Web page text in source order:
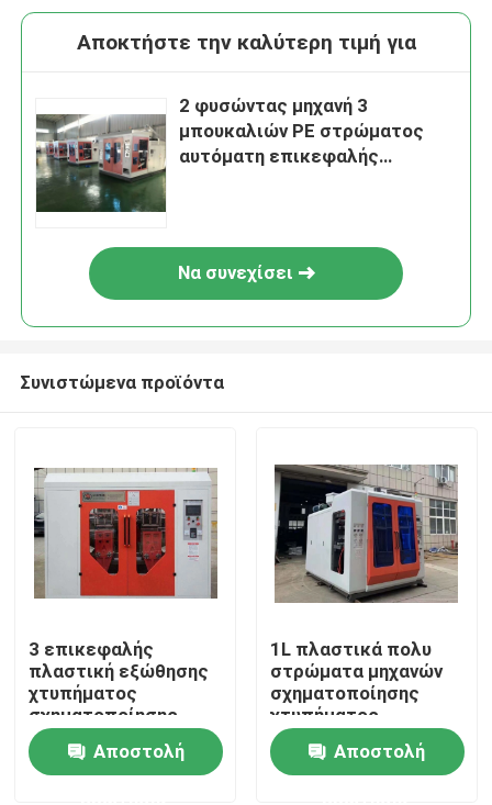
Σπίτι
Σχετικά με εμάς
Αποκτήστε την καλύτερη τιμή για
2 φυσώντας μηχανή 3
μπουκαλιών PE στρώματος
αυτόματη επικεφαλής
Να συνεχίσει
Συνιστώμενα προϊόντα
3 επικεφαλής
πλαστική εξώθησης
χτυπήματος
σχηματοποίησης
μηχανή
σχηματοποίησης
χτυπήματος PE
Αποστολή
1L πλαστικά πολυ
στρώματα μηχανών
σχηματοποίησης
χτυπήματος
εξώθησης
μπουκαλιών
αυτόματα
Αποστολή